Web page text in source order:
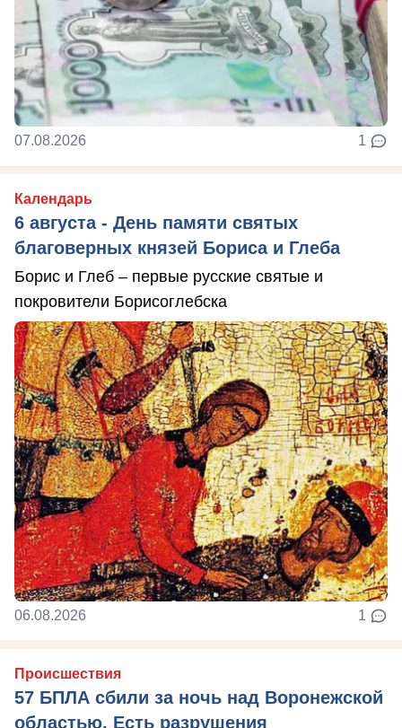
07.08.2026 1
Календарь
6 августа - День памяти святых
благоверных князей Бориса и Глеба
Борис и Глеб – первые русские святые и
покровители Борисоглебска
06.08.2026 1
Происшествия
57 БПЛА сбили за ночь над Воронежской
областью. Есть разрушения